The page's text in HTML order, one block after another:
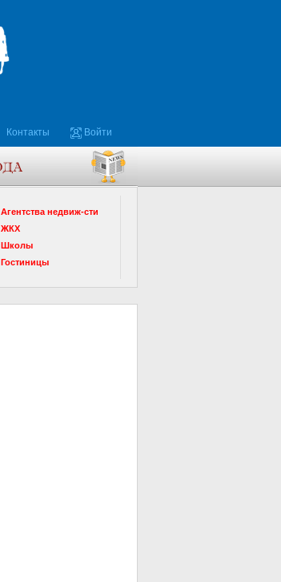
Контакты Войти
Агентства недвиж-сти
ЖКХ
Школы
Гостиницы